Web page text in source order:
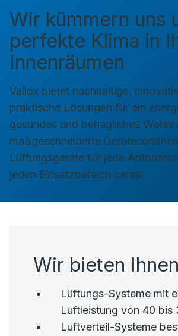
Wir kümmern uns
perfekte Klima in
Innenräumen
Vallox bietet nachhaltige,
praktische Lösungen für ein
gesundes und behagliches
maßgeschneiderte
Lüftungsgeräte für jede
jeden Einsatzbereich bereit.
Wir bieten Ihnen
Lüftungs-Systeme mit
Luftleistung von 40 bis
Luftverteil-Systeme